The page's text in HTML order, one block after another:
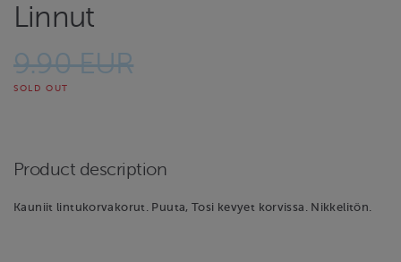
Linnut
9.90 EUR
SOLD OUT
Product description
Kauniit lintukorvakorut. Puuta, Tosi kevyet korvissa. Nikkelitön.